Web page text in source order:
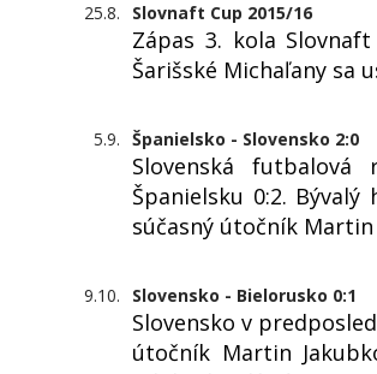
25.8. Slovnaft Cup 2015/16
Zápas 3. kola
Šarišské Michaľany sa
5.9. Španielsko - Slovensko 2:0
Slovenská futbalová
Španielsku 0:2.
súčasný útočník
9.10. Slovensko - Bielorusko 0:1
Slovensko v
útočník Martin